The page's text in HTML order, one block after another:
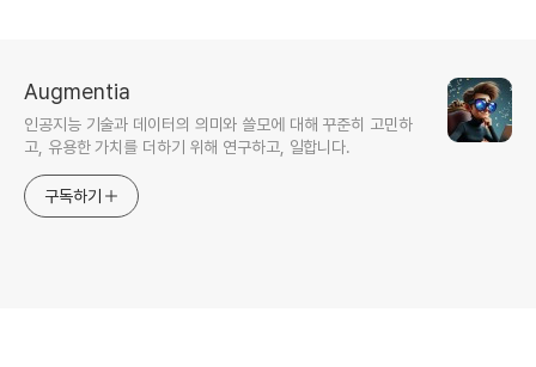
Augmentia
인공지능 기술과 데이터의 의미와 쓸모에 대해 꾸준히 고민하
고, 유용한 가치를 더하기 위해 연구하고, 일합니다.
구독하기